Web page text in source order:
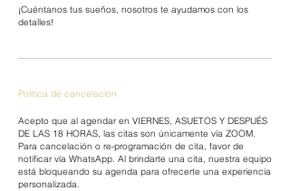
¡Cuéntanos tus sueños, nosotros te ayudamos con los
detalles!
Política de cancelación
Acepto que al agendar en VIERNES, ASUETOS Y DESPUÉS
DE LAS 18 HORAS, las citas son únicamente vía ZOOM.
Para cancelación o re-programación de cita, favor de
notificar vía WhatsApp. Al brindarte una cita, nuestra equipo
está bloqueando su agenda para ofrecerte una experiencia
personalizada.